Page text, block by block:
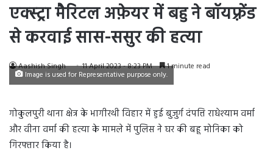
एक्स्ट्रा मैरिटल अफ़ेयर में बहु ने बॉयफ़्रेंड
से करवाई सास-ससुर की हत्या
Aashish Singh 11 April 2023 - 8:23 PM 1 minute read
Image is used for Representative purpose only.
गोकुलपुरी थाना क्षेत्र के भागीरथी विहार में हुई बुजुर्ग दंपत्ति राधेश्याम वर्मा
और वीना वर्मा की हत्या के मामले में पुलिस ने घर की बहू मोनिका को
गिरफ्तार किया है।